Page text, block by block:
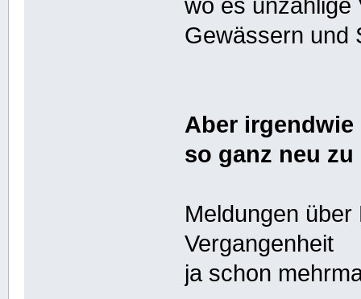
wo es unzählige
Gewässern und
Aber
so ganz neu zu
Meldungen
Vergangenheit
ja schon